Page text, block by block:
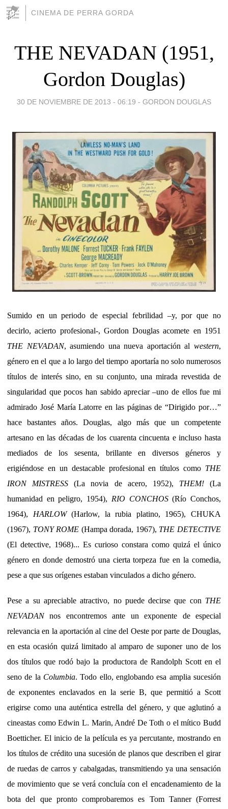
CINEMA DE PERRA GORDA
THE NEVADAN (1951,
Gordon Douglas)
30 DE NOVIEMBRE DE 2013 - 06:19 - GORDON DOUGLAS
Sumido en un periodo de especial febrilidad –y, por que no
decirlo, acierto profesional-, Gordon Douglas acomete en 1951
THE NEVADAN, asumiendo una nueva aportación alwestern,
género en el que a lo largo del tiempo aportaría no solo numerosos
títulos de interés sino, en su conjunto, una mirada revestida de
singularidad que pocos han sabido apreciar –uno de ellos fue mi
admirado José María Latorre en las páginas de “Dirigido por…”
hace bastantes años. Douglas, algo más que un competente
artesano en las décadas de los cuarenta cincuenta e incluso hasta
mediados de los sesenta, brillante en diversos géneros y
erigiéndose en un destacable profesional en títulos como THE
IRON MISTRESS (La novia de acero, 1952), THEM! (La
humanidad en peligro, 1954), RIO CONCHOS(Río Conchos,
1964), HARLOW(Harlow, la rubia platino, 1965), CHUKA
(1967), TONY ROME (Hampa dorada, 1967), THE DETECTIVE
(El detective, 1968)... Es curioso constara como quizá el único
género en donde demostró una cierta torpeza fue en la comedia,
pese a que sus orígenes estaban vinculados a dicho género.
Pese a su apreciable atractivo, no puede decirse que con THE
NEVADANnos encontremos ante un exponente de especial
relevancia en la aportación al cine del Oeste por parte de Douglas,
en esta ocasión quizá limitado al amparo de suponer uno de los
dos títulos que rodó bajo la productora de Randolph Scott en el
seno de la Columbia. Todo ello, englobando esa amplia sucesión
de exponentes enclavados en la serie B, que permitió a Scott
erigirse como una auténtica estrella del género, y que aglutinó a
cineastas como Edwin L. Marin, André De Toth o el mítico Budd
Boetticher. El inicio de la película es ya percutante, mostrando en
los títulos de crédito una sucesión de planos que describen el girar
de ruedas de carros y cabalgadas, transmitiendo ya una sensación
de movimiento que se verá concluía con el encadenamiento de la
bota del que pronto comprobaremos es Tom Tanner (Forrest